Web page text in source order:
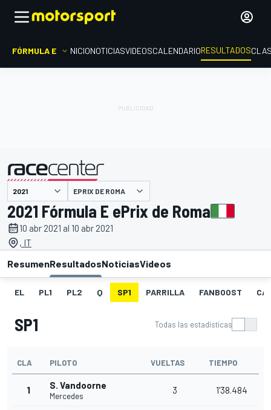
FÓRMULA E INICIONOTICIASVIDEOSCALENDARIORESULTADOS
presentado por EPRIX DE ROMA
2021 Fórmula E ePrix de Roma
10 abr 2021 al 10 abr 2021
, IT
ResumenResultadosNoticiasVideos
EL PL1 PL2 Q SP1 PARRILLA FANBOOST
SP1 Todas las estadísticas
CLA PILOTO VUELTAS TIEMPO
1 S. Vandoorne
Mercedes
3 1'38.484